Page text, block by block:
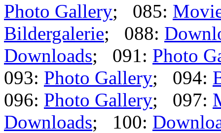
Photo Gallery; 085:
Bildergalerie; 088:
Downloads; 091: Photo
093: Photo Gallery; 094:
096: Photo Gallery; 097:
Downloads; 100: